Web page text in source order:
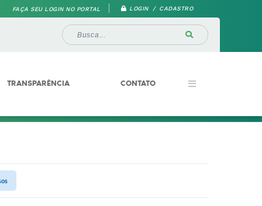
FAÇA SEU LOGIN NO PORTAL LOGIN / CADASTRO
TRANSPARÊNCIA CONTATO